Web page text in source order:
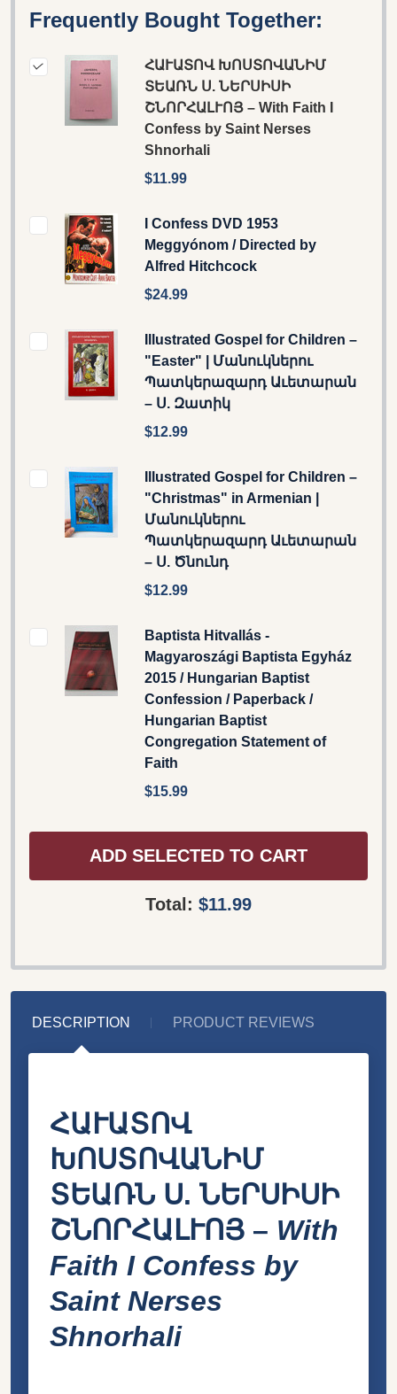
Frequently Bought Together:
ՀԱՒԱՏՈՎ ԽՈՍՏՈՎԱՆԻՄ
ՏԵԱՌՆ Ս. ՆԵՐՍԻՍԻ
ՇՆՈՐՀԱԼՒՈՅ – With Faith I
Confess by Saint Nerses
Shnorhali
$11.99
I Confess DVD 1953
Meggyónom / Directed by
Alfred Hitchcock
$24.99
Illustrated Gospel for Children –
"Easter" | Մանուկներու
Պատկերազարդ Աւետարան
– Ս. Զատիկ
$12.99
Illustrated Gospel for Children –
"Christmas" in Armenian |
Մանուկներու
Պատկերազարդ Աւետարան
– Ս. Ծնունդ
$12.99
Baptista Hitvallás -
Magyaroszági Baptista Egyház
2015 / Hungarian Baptist
Confession / Paperback /
Hungarian Baptist
Congregation Statement of
Faith
$15.99
ADD SELECTED TO CART
Total: $11.99
DESCRIPTION PRODUCT REVIEWS
ՀԱՒԱՏՈՎ
ԽՈՍՏՈՎԱՆԻՄ
ՏԵԱՌՆ Ս. ՆԵՐՍԻՍԻ
ՇՆՈՐՀԱԼՒՈՅ – With
Faith I Confess by
Saint Nerses
Shnorhali